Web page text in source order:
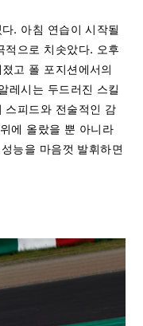
. 아침 연습이 시작될
적으로 치솟았다. 오후
고 폴 포지션에서의
레시는 두드러진 스킬
스피드와 전술적인 감
에 올랐을 뿐 아니라
능을 마음껏 발휘하면